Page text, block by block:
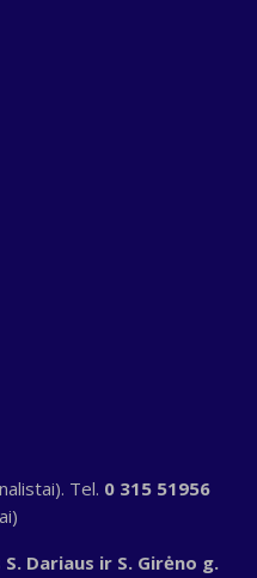
Tel. 0 315 51956
S. Dariaus ir S. Girėno g.